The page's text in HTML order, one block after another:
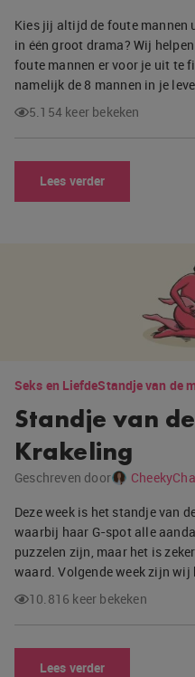
Kies jij altijd de foute mannen
in één groot drama? Wij
foute mannen er voor je uit te
namelijk de 8 mannen in je
5.154 keer bekeken
Lees verder
Seks en LiefdeStandje van de
Standje van
Krakeling
Geschreven door
Deze week is het standje van
waarbij haar G-spot alle
puzzelen zijn, maar het is
waard. Volgende week zijn
10.816 keer bekeken
Lees verder